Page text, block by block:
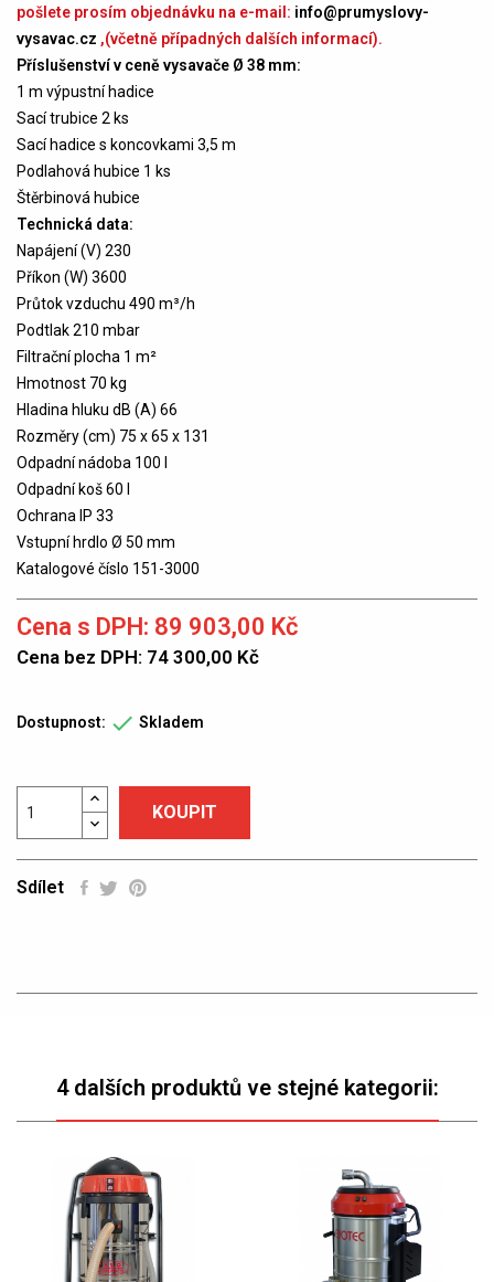
pošlete prosím objednávku na e-mail: info@prumyslovy-
vysavac.cz ,(včetně případných dalších informací).
Příslušenství v ceně vysavače Ø 38 mm:
1 m výpustní hadice
Sací trubice 2 ks
Sací hadice s koncovkami 3,5 m
Podlahová hubice 1 ks
Štěrbinová hubice
Technická data:
Napájení (V) 230
Příkon (W) 3600
Průtok vzduchu 490 m³/h
Podtlak 210 mbar
Filtrační plocha 1 m²
Hmotnost 70 kg
Hladina hluku dB (A) 66
Rozměry (cm) 75 x 65 x 131
Odpadní nádoba 100 l
Odpadní koš 60 l
Ochrana IP 33
Vstupní hrdlo Ø 50 mm
Katalogové číslo 151-3000
Cena s DPH: 89 903,00 Kč
Cena bez DPH: 74 300,00 Kč
Dostupnost:  Skladem
KOUPIT
Sdílet
4 dalších produktů ve stejné kategorii: